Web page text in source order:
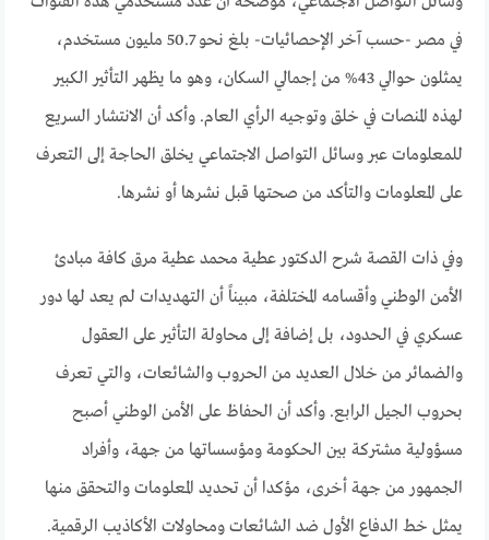
في مصر -حسب آخر الإحصائيات- بلغ نحو 50.7 مليون مستخدم،
يمثلون حوالي 43% من إجمالي السكان، وهو ما يظهر التأثير الكبير
لهذه المنصات في خلق وتوجيه الرأي العام. وأكد أن الانتشار السريع
للمعلومات عبر وسائل التواصل الاجتماعي يخلق الحاجة إلى التعرف
على المعلومات والتأكد من صحتها قبل نشرها أو نشرها.
وفي ذات القصة شرح الدكتور عطية محمد عطية مرق كافة مبادئ
الأمن الوطني وأقسامه المختلفة، مبيناً أن التهديدات لم يعد لها دور
عسكري في الحدود، بل إضافة إلى محاولة التأثير على العقول
والضمائر من خلال العديد من الحروب والشائعات، والتي تعرف
بحروب الجيل الرابع. وأكد أن الحفاظ على الأمن الوطني أصبح
مسؤولية مشتركة بين الحكومة ومؤسساتها من جهة، وأفراد
الجمهور من جهة أخرى، مؤكدا أن تحديد المعلومات والتحقق منها
يمثل خط الدفاع الأول ضد الشائعات ومحاولات الأكاذيب الرقمية.